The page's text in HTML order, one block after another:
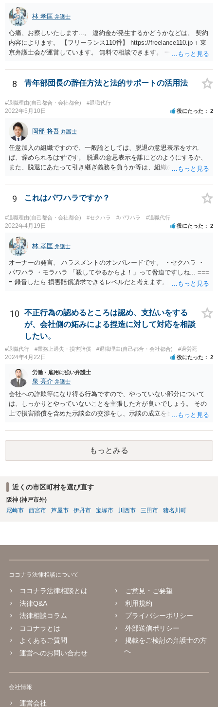
林 孝匡 弁護士
心痛、お察しいたします...。 違約金が発生するかどうかなどは、 契約
内容によります。 【フリーランス110番】 https://freelance110.jp ↑ 東
京弁護士会が運営しています。 無料で相談できます。 一度、ご相談す
「パワハラしてたよね」という材料で 減額交渉も可能かもしれませ
ん。
8 青年部団長の辞任方法と法的サポートの活用法
#退職理由(自己都合・会社都合) #退職代行
2022年5月10日 役にたった 2
岡部 将吾 弁護士
任意加入の組織ですので、一般論としては、脱退の意思表示をすれ
ば、辞められるはずです。 脱退の意思表示を誰にどのようにするか、
また、脱退にあたって引き継ぎ義務を負うか等は、組織の実態等を踏
もう少し具体的な対応方法についてアドバイスを受けられると思いま
す。
9 これはパワハラですか？
#退職理由(自己都合・会社都合) #セクハラ #パワハラ #退職代行
2022年4月19日 役にたった 2
林 孝匡 弁護士
オーナーの発言、 ハラスメントのオンパレードです。 ・セクハラ ・
パワハラ ・モラハラ 「殺してやるからよ！」って脅迫ですしね... ===
= 録音したら 損害賠償請求できるレベルだと考えます。 ━━━━━━
え方 ・パワハラ裁判例については、 私がブログを書いています。 プ
ロフィールのリンクから飛べます。 ご参考になれば幸いです。
10
不正行為の認めるところは認め、支払いをする
が、会社側の妬みによる捏造に対して対応を相談
したい。
#退職代行 #業務上過失・損害賠償 #退職理由(自己都合・会社都合) #過労死
2024年4月22日 役にたった 2
労働・雇用に強い弁護士
泉 亮介 弁護士
会社への詐欺等になり得る行為ですので、やっていない部分について
は、しっかりとやっていないことを主張した方が良いでしょう。 その
上で損害賠償を含めた示談金の交渉をし、示談の成立を目指す必要が
もっとみる
近くの市区町村を選び直す
阪神 (神戸市外)
尼崎市
西宮市 芦屋市 伊丹市 宝塚市 川西市 三田市 猪名川町
ココナラ法律相談について
ココナラ法律相談とは
法律Q&A
法律相談コラム
ココナラとは
よくあるご質問
運営へのお問い合わせ
ご意見・ご要望
利用規約
プライバシーポリシー
外部送信ポリシー
掲載をご検討の弁護士の方
へ
会社情報
運営会社